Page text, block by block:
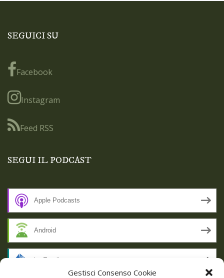
Gestisci Consenso Cookie
SEGUICI SU
Facebook
Instagram
Feed RSS
SEGUI IL PODCAST
Apple Podcasts
Android
by Email